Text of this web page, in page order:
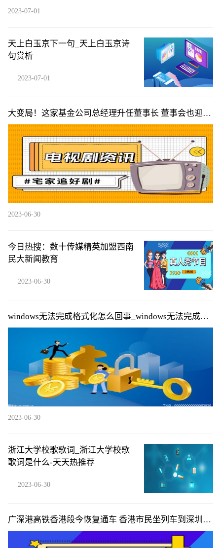
2023-07-01
天上白玉京下一句_天上白玉京诗
句赏析
2023-07-01
大变局！这家基金公司总经理升任董事长 董事会也迎来
“洗牌”
2023-06-30
今日热搜：数十传媒精英加盟西南
民大新闻教育
2023-06-30
windows无法完成格式化怎么回事_windows无法完成格
式化的原因|每日快播
2023-06-30
浙江大学校歌歌词_浙江大学校歌
歌词是什么-天天热推荐
2023-06-30
广深港高铁香港段今恢复通车 香港市民坐列车到深圳喝
早茶-全球新视野